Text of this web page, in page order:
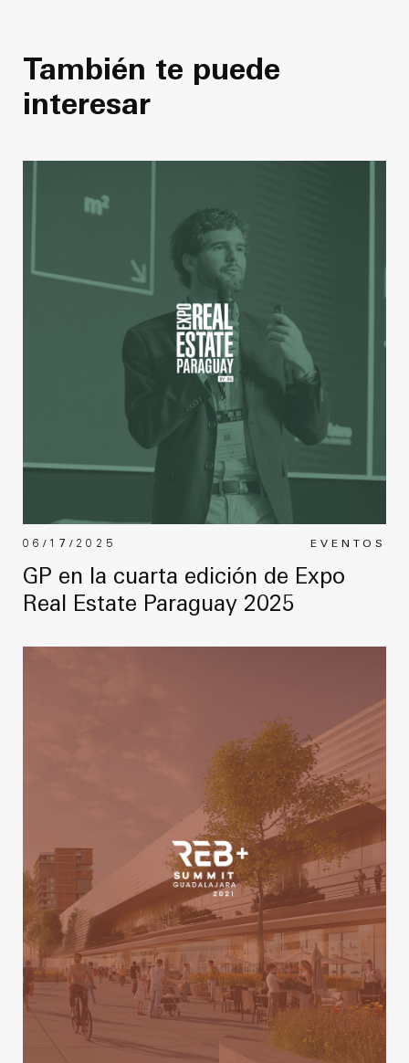
También te puede
interesar
EVENTOS
06/17/2025
GP en la cuarta edición de Expo
Real Estate Paraguay 2025